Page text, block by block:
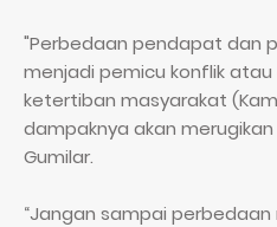
"Perbedaan pendapat dan
menjadi pemicu konflik
ketertiban masyarakat
dampaknya akan
Gumilar.
“Jangan sampai